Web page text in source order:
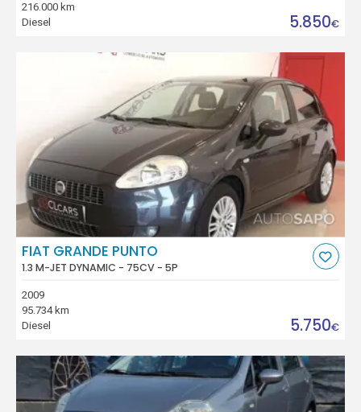
216.000 km
Diesel
5.850€
FIAT GRANDE PUNTO
1.3 M-JET DYNAMIC - 75CV - 5P
2009
95.734 km
Diesel
5.750€